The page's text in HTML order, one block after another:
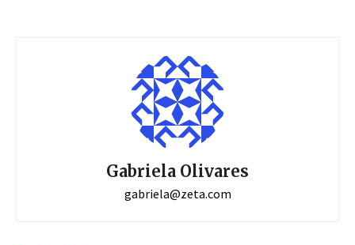
Gabriela Olivares
gabriela@zeta.com